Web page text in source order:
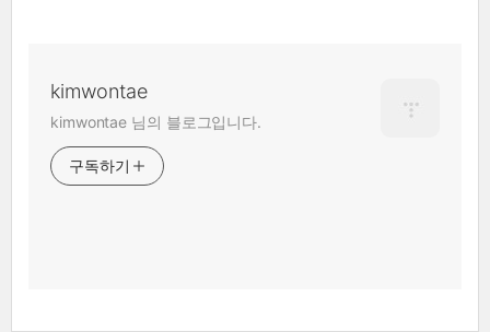
kimwontae
kimwontae 님의 블로그입니다.
구독하기